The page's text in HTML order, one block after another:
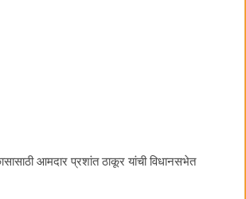
आमदार प्रशांत ठाकूर यांची विधानसभेत